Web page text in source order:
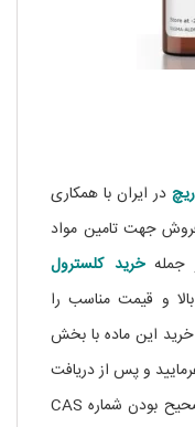
در ایران با همکاری
جهت تامین مواد
جملهخرید کلسترول
و قیمت مناسب را
این ماده با بخش
و پس از دریافت
پیش فاکتور و اطمینان حاصل کردن از صحیح بودن شماره CAS